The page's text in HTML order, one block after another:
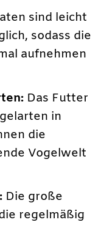
sind leicht
sodass die
aufnehmen
Das Futter
in
die
Vogelwelt
Die große
regelmäßig